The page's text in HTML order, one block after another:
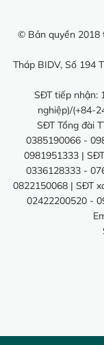
© Bản quyền 2018
Tháp BIDV, Số 194
SĐT tiếp nhận:
nghiệp)/(+84-
SĐT Tổng đài
0385190066 -
0981951333 |
0336128333 -
0822150068 | SĐT
02422200520 -